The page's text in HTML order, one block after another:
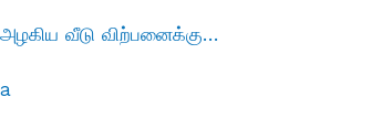
வீடு விற்பனைக்கு…